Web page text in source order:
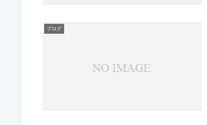
ブログ